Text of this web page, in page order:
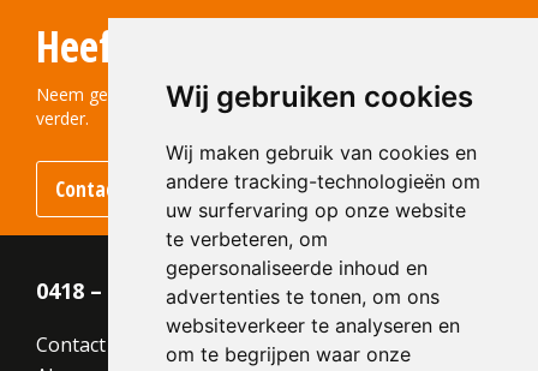
Wij gebruiken cookies
Wij maken gebruik van cookies en
andere tracking-technologieën om
uw surfervaring op onze website
te verbeteren, om
gepersonaliseerde inhoud en
advertenties te tonen, om ons
websiteverkeer te analyseren en
om te begrijpen waar onze
Heeft u vragen?
Neem gerust contact met ons op! We helpen u graag
verder.
Contact opnemen
0418 – 55 22 21
Contact